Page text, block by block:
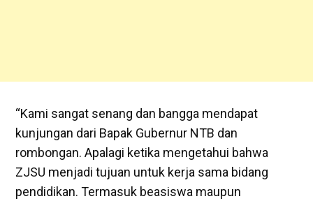
“Kami sangat senang dan bangga mendapat
kunjungan dari Bapak Gubernur NTB dan
rombongan. Apalagi ketika mengetahui bahwa
ZJSU menjadi tujuan untuk kerja sama bidang
pendidikan. Termasuk beasiswa maupun